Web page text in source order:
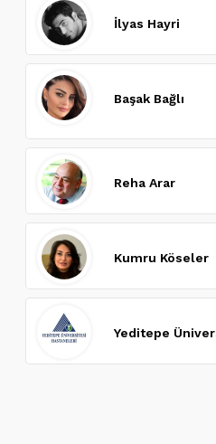
İlyas Hayri
Başak Bağlı
Reha Arar
Kumru Köseler
Yeditepe